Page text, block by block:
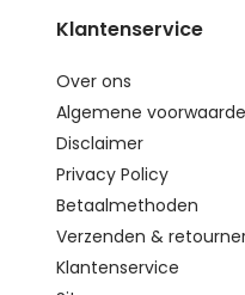
Klantenservice
Over ons
Algemene
Disclaimer
Privacy Policy
Betaalmethoden
Verzenden &
Klantenservice